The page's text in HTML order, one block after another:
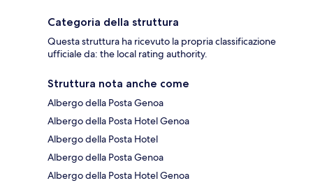
Categoria della struttura
Questa struttura ha ricevuto la propria classificazione
ufficiale da: the local rating authority.
Struttura nota anche come
Albergo della Posta Genoa
Albergo della Posta Hotel Genoa
Albergo della Posta Hotel
Albergo della Posta Genoa
Albergo della Posta Hotel Genoa